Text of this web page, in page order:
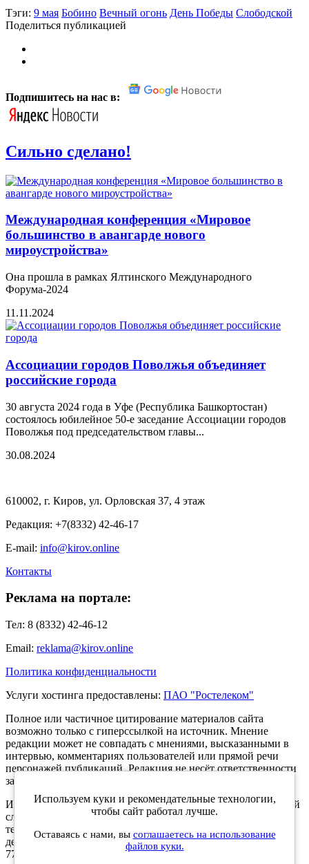
Тэги: 9 мая Бобино Вечный огонь День Победы Слободской
Поделиться публикацией
Подпишитесь на нас в:
Сильно сделано!
Международная конференция «Мировое
большинство в авангарде нового
мироустройства»
Она прошла в рамках Ялтинского Международного
Форума-2024
11.11.2024
Ассоциации городов Поволжья объединяет
российские города
30 августа 2024 года в Уфе (Республика Башкортостан)
состоялось юбилейное 50-е заседание Ассоциации городов
Поволжья под председательством главы...
30.08.2024
610002, г. Киров, ул. Орловская 37, 4 этаж
Редакция: +7(8332) 42-46-17
E-mail: info@kirov.online
Контакты
Реклама на портале:
Тел: 8 (8332) 42-46-12
Email: reklama@kirov.online
Политика конфиденциальности
Услуги хостинга предоставлены: ПАО "Ростелеком"
Полное или частичное цитирование материалов сайта
возможно только с гиперссылкой на источник. Мнение
редакции может не совпадать с мнениями, высказанными в
интервью, комментариях пользователей или прямой речи
персонажей публикаций. Редакция не несёт ответственности
за текст комментариев читателей.
Интернет-портал Kirov.online зарегистрирован в Федеральной
службе по надзору в сфере связи, информационных
технологий и массовых коммуникаций (Роскомнадзор) 5
декабря 2019 года. Регистрационный номер ЭЛ № ФС 77 -
77189.
Используем куки и рекомендательные технологии,
чтобы сайт работал лучше.
Оставаясь с нами, вы соглашаетесь на использование
файлов куки.